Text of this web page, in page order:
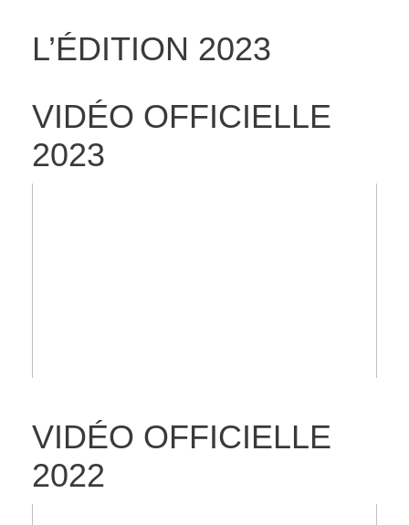
L’ÉDITION 2023
VIDÉO OFFICIELLE
2023
VIDÉO OFFICIELLE
2022